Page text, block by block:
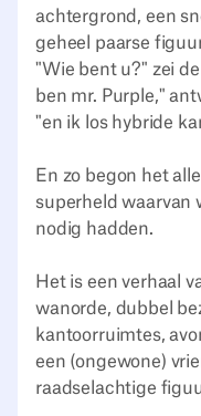
achtergrond, een
geheel paarse
"Wie bent u?" zei
ben mr. Purple,"
"en ik los hybride
En zo begon het
superheld waarvan
nodig hadden.
Het is een verhaal
wanorde, dubbel
kantoorruimtes,
een (ongewone)
raadselachtige